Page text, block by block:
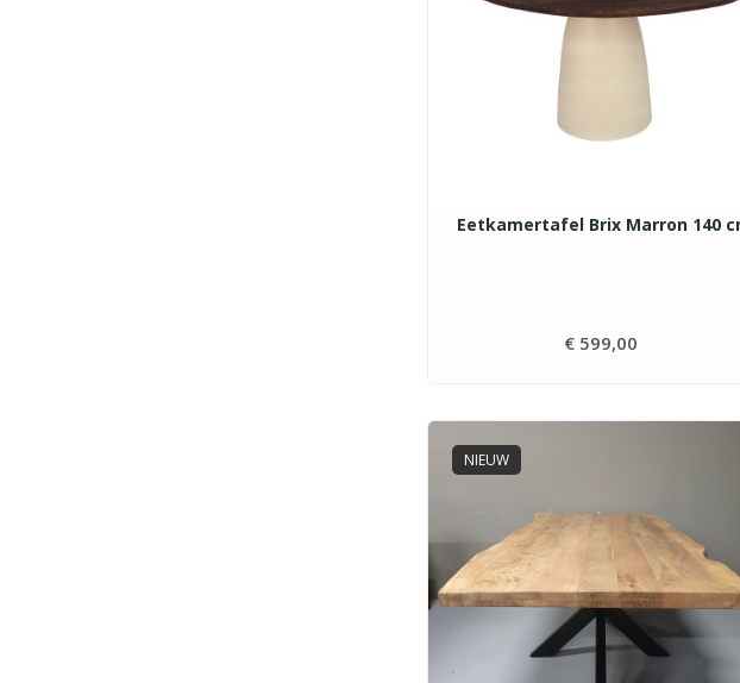
Eetkamertafel Brix Marron 140
€ 599,00
NIEUW